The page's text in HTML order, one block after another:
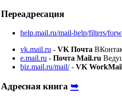
Переадресация
help.mail.ru/mail-help/filters/
vk.mail.ru - VK Почта
e.mail.ru - Почта Mail.ru
biz.mail.ru/mail/- VK
Адресная книга ➥